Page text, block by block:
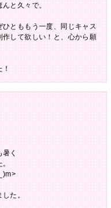
んと久々で。
とももう一度、同じキャス
作して欲しい！と、心から願
！
暑く
。
した。